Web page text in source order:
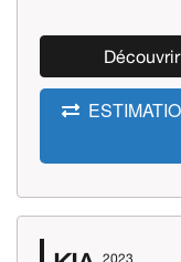
Découvrir
2023